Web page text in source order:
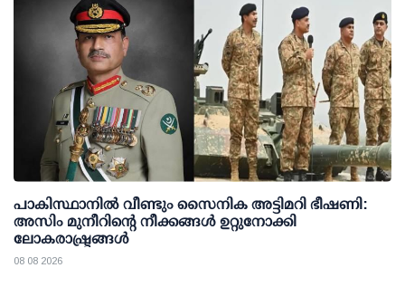
പാകിസ്ഥാനില്‍ വീണ്ടും സൈനിക അട്ടിമറി ഭീഷണി:
അസിം മുനീറിന്റെ നീക്കങ്ങള്‍ ഉറ്റുനോക്കി
ലോകരാഷ്ട്രങ്ങള്‍
08 08 2026